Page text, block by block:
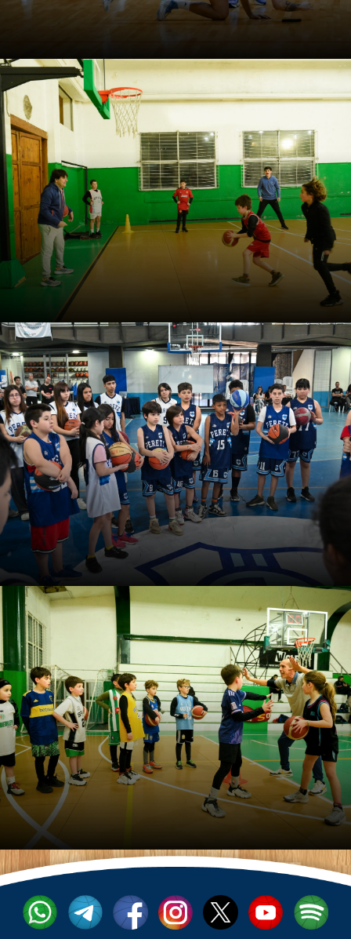
Webinar: El scouting físico-
técnico en el básquetbol
Cristian Lambrecht propone leer el juego desde la
mirada del preparador físico para desarrollar tareas que
mejoran el desempeño de los jugadores a nivel
individual y colectivo.
Curso: Cómo enseñar en mini
básquet: una propuesta
práctica
El entrenador Juan Lofrano desarrolla 84 actividades
para implementar en los entrenamientos de básquet
formativo, en todas sus categorías.
Asesoramiento para clubes,
escuelas y academias de
básquet
El equipo de LG Básquet abre la inscripción para hacer,
durante un año, un seguimiento personalizado de
instituciones deportivas. Los cupos son ultra limitados.
Curso: Modelos de enseñanza
en mini básquet: El modelo
comprensivo